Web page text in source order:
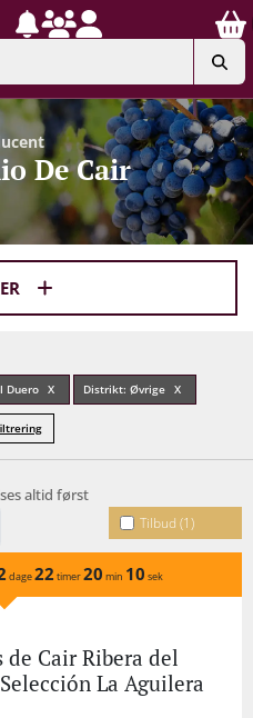
De Cair
Duero Distrikt: Øvrige
altid først
Tilbud (1)
dage22 timer20 min 10 sek
de Cair Ribera del
La Aguilera